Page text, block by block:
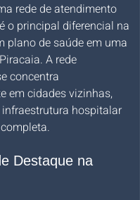
rede de atendimento
o principal diferencial na
plano de saúde em uma
A rede
concentra
em cidades vizinhas,
hospitalar
Destaque na